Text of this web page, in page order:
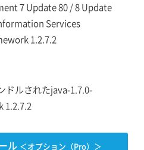
7 Update 80 / 8 Update
Services
1.2.7.2
ドルされたjava-1.7.0-
1.2.7.2
ル ＜オプション（Pro）＞